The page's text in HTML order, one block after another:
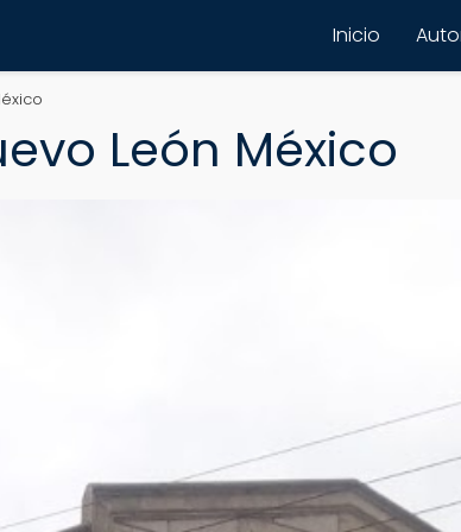
Inicio
León México